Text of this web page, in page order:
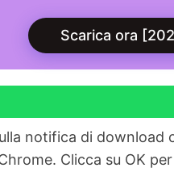
Scarica ora
notifica di
Clicca su OK